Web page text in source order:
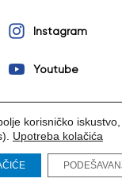
Instagram
Youtube
a.d. Novi Sad. Sva
korisničko
Upotreba kolačića